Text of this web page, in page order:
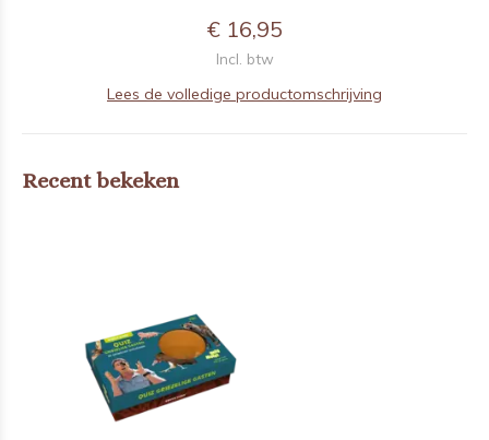
€ 16,95
Incl. btw
Lees de volledige productomschrijving
Recent bekeken